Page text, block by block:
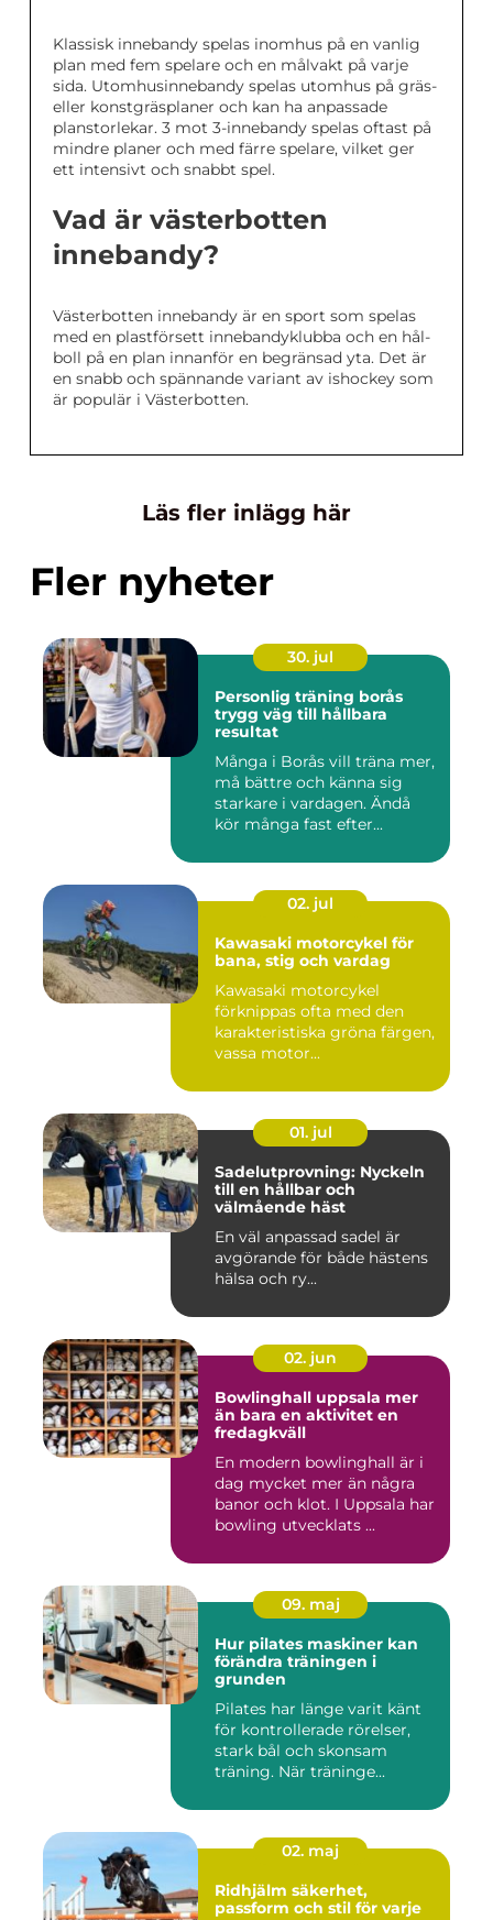
Klassisk innebandy spelas inomhus på en vanlig
plan med fem spelare och en målvakt på varje
sida. Utomhusinnebandy spelas utomhus på gräs-
eller konstgräsplaner och kan ha anpassade
planstorlekar. 3 mot 3-innebandy spelas oftast på
mindre planer och med färre spelare, vilket ger
ett intensivt och snabbt spel.
Vad är västerbotten
innebandy?
Västerbotten innebandy är en sport som spelas
med en plastförsett innebandyklubba och en hål-
boll på en plan innanför en begränsad yta. Det är
en snabb och spännande variant av ishockey som
är populär i Västerbotten.
Läs fler inlägg här
Fler nyheter
30. jul
Personlig träning borås
trygg väg till hållbara
resultat
Många i Borås vill träna mer,
må bättre och känna sig
starkare i vardagen. Ändå
kör många fast efter...
02. jul
Kawasaki motorcykel för
bana, stig och vardag
Kawasaki motorcykel
förknippas ofta med den
karakteristiska gröna färgen,
vassa motor...
01. jul
Sadelutprovning: Nyckeln
till en hållbar och
välmående häst
En väl anpassad sadel är
avgörande för både hästens
hälsa och ry...
02. jun
Bowlinghall uppsala mer
än bara en aktivitet en
fredagkväll
En modern bowlinghall är i
dag mycket mer än några
banor och klot. I Uppsala har
bowling utvecklats ...
09. maj
Hur pilates maskiner kan
förändra träningen i
grunden
Pilates har länge varit känt
för kontrollerade rörelser,
stark bål och skonsam
träning. När träninge...
02. maj
Ridhjälm säkerhet,
passform och stil för varje